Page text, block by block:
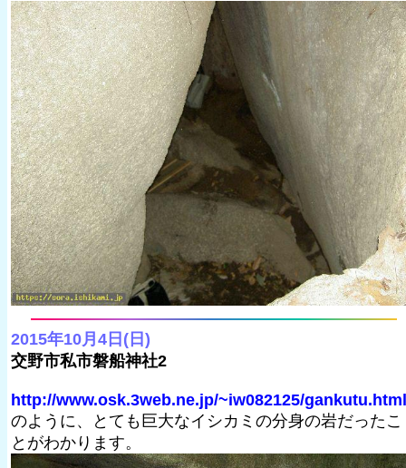
2015年10月4日(日)
交野市私市磐船神社2
http://www.osk.3web.ne.jp/~iw082125/gankutu.html
のように、とても巨大なイシカミの分身の岩だったこ
とがわかります。